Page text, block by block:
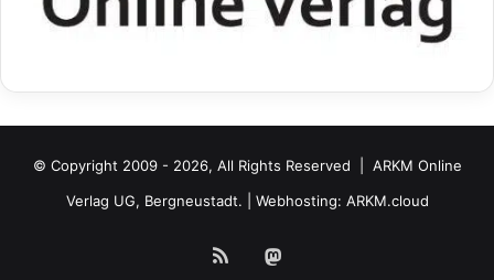
© Copyright 2009 - 2026, All Rights Reserved | ARKM Online
Verlag UG, Bergneustadt. | Webhosting: ARKM.cloud
RSS